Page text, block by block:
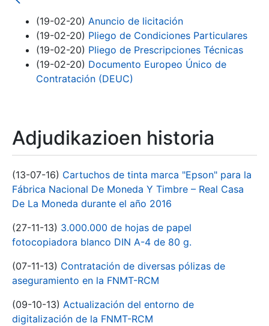
Erakutsi/Ezkutatu
(19-02-20) Anuncio de licitación
(19-02-20) Pliego de Condiciones Particulares
(19-02-20) Pliego de Prescripciones Técnicas
(19-02-20) Documento Europeo Único de
Contratación (DEUC)
Adjudikazioen historia
(13-07-16) Cartuchos de tinta marca "Epson" para la
Fábrica Nacional De Moneda Y Timbre – Real Casa
De La Moneda durante el año 2016
(27-11-13) 3.000.000 de hojas de papel
fotocopiadora blanco DIN A-4 de 80 g.
(07-11-13) Contratación de diversas pólizas de
aseguramiento en la FNMT-RCM
(09-10-13) Actualización del entorno de
digitalización de la FNMT-RCM